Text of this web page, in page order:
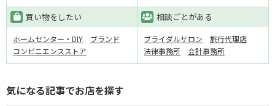
買い物をしたい
ホームセンター・DIY
ブランド
コンビニエンスストア
相談ごとがある
ブライダルサロン
旅行代理店
法律事務所
会計事務所
気になる記事でお店を探す